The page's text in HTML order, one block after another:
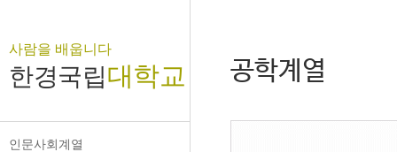
사람을 배웁니다
한경국립대학교
인문사회계열
공학계열